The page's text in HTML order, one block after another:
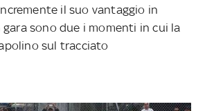
il suo vantaggio in
gara sono due i momenti in cui la
sul tracciato